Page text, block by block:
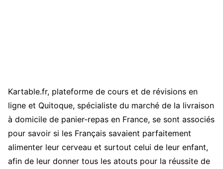
Kartable.fr, plateforme de cours et de révisions en
ligne et Quitoque, spécialiste du marché de la livraison
à domicile de panier-repas en France, se sont associés
pour savoir si les Français savaient parfaitement
alimenter leur cerveau et surtout celui de leur enfant,
afin de leur donner tous les atouts pour la réussite de